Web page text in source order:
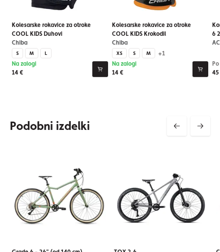
Kolesarske rokavice za otroke
COOL KIDS Duhovi
Chiba
S M L
14 €
Na zalogi
Kolesarske rokavice za otroke
COOL KIDS Krokodil
Chiba
XS S M +1
14 €
Na zalogi
6
45
Podobni izdelki